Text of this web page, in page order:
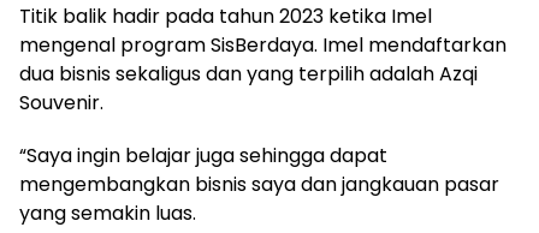
Titik balik hadir pada tahun 2023 ketika Imel
mengenal program SisBerdaya. Imel mendaftarkan
dua bisnis sekaligus dan yang terpilih adalah Azqi
Souvenir.
“Saya ingin belajar juga sehingga dapat
mengembangkan bisnis saya dan jangkauan pasar
yang semakin luas.